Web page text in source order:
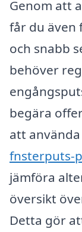
Genom att
får du även
och snabb
behöver
begära
att
fnsterputs-
jämföra
översikt
Detta gör